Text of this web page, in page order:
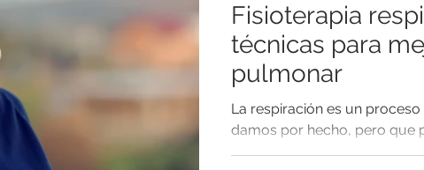
Fisioterapia
técnicas para
pulmonar
La respiración es un
damos por hecho, pero que
enfermedades respiratorias,